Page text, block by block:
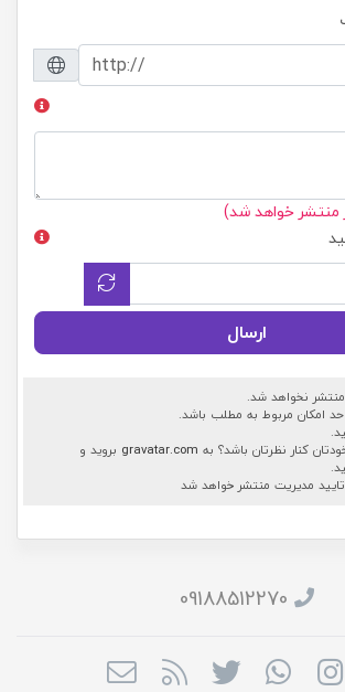
منتشر خواهد شد)
ارسال
نخواهد شد.
حد امکان مربوط به مطلب باشد.
کنار نظرتان باشد؟ به gravatar.com بروید و
مدیریت منتشر خواهد شد
09188512270